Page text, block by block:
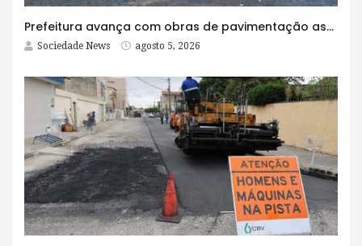
Prefeitura avança com obras de pavimentação asfáltica na Rua Lopes Rodrigues
Sociedade News agosto 5, 2026